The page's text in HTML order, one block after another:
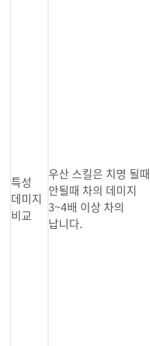
특성
데미지
비교
우산 스킬은 치명 될때
안될때 차의 데미지
3~4배 이상 차의
납니다.